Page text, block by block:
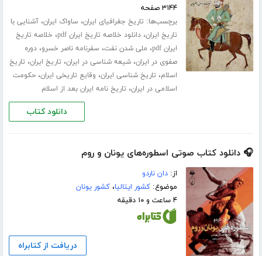
۳۱۴۴ صفحه
برچسب‌ها: تاریخ جغرافیای ایران، ساواک ایران،آشنایی با
تاریخ ایران،دانلود خلاصه تاریخ ایران pdf ، خلاصه تاریخ
ایران pdf
، ملی شدن نفت، سفرنامه ناصر خسرو،دوره
صفوی در ایران،شیعه شناسی در ایران، تاریخ ایران، تاریخ
اسلام، تاریخ شناسی ایران، وقایع تاریخی ایران،حکومت
اسلامی در ایران، تاریخ نامه ایران بعد از اسلام
دانلود کتاب
🎧 دانلود کتاب صوتی اسطوره‌های یونان و روم
از:دان ناردو
موضوع:کشور ایتالیا،کشور یونان
۴ ساعت و ۱۰ دقیقه
دریافت از کتابراه